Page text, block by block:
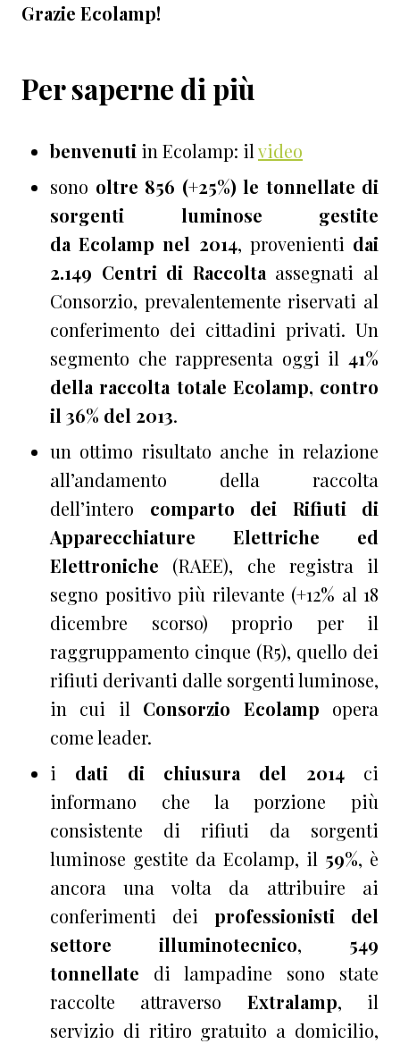
Grazie Ecolamp!
Per saperne di più
benvenuti in Ecolamp: il video
sono oltre 856 (+25%) le tonnellate di
sorgenti luminose gestite
da Ecolamp nel 2014, provenienti dai
2.149 Centri di Raccolta assegnati al
Consorzio, prevalentemente riservati al
conferimento dei cittadini privati. Un
segmento che rappresenta oggi il 41%
della raccolta totale Ecolamp, contro
il 36% del 2013.
un ottimo risultato anche in relazione
all’andamento della raccolta
dell’intero comparto dei Rifiuti di
Apparecchiature Elettriche ed
Elettroniche (RAEE), che registra il
segno positivo più rilevante (+12% al 18
dicembre scorso) proprio per il
raggruppamento cinque (R5), quello dei
rifiuti derivanti dalle sorgenti luminose,
in cui il Consorzio Ecolamp opera
come leader.
i dati di chiusura del 2014ci
informano che la porzione più
consistente di rifiuti da sorgenti
luminose gestite da Ecolamp, il 59%, è
ancora una volta da attribuire ai
conferimenti dei professionisti del
settore illuminotecnico, 549
tonnellate di lampadine sono state
raccolte attraverso Extralamp, il
servizio di ritiro gratuito a domicilio,